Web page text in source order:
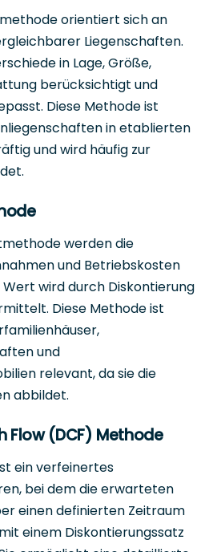
orientiert sich an
Liegenschaften.
in Lage, Größe,
berücksichtigt und
Diese Methode ist
in etablierten
und wird häufig zur
werden die
und Betriebskosten
wird durch Diskontierung
Diese Methode ist
und
relevant, da sie die
abbildet.
Flow (DCF) Methode
ein verfeinertes
bei dem die erwarteten
einen definierten Zeitraum
einem Diskontierungssatz